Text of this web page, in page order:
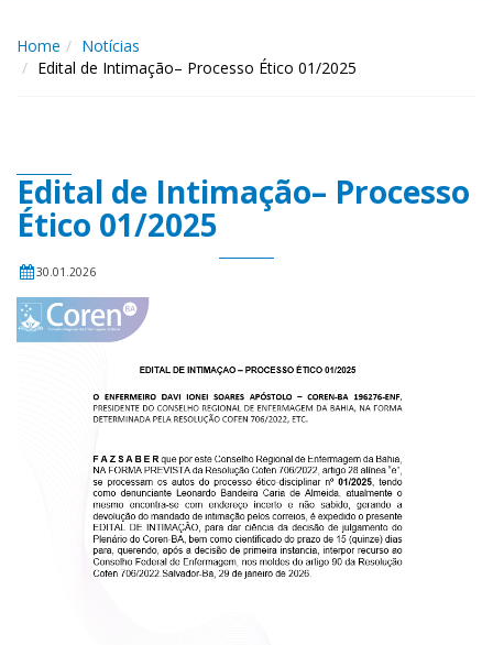
Home
Notícias
Edital de Intimação– Processo Ético 01/2025
Edital de Intimação– Processo
Ético 01/2025
30.01.2026